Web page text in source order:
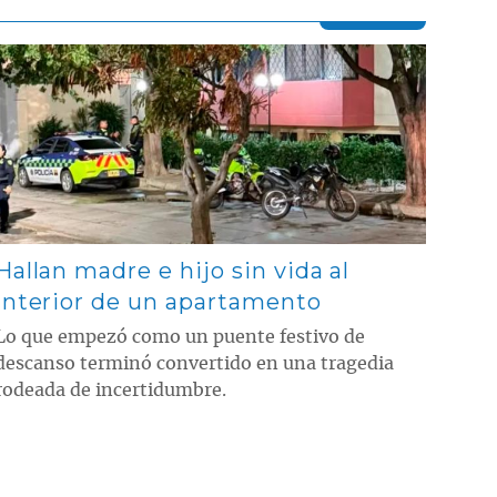
multimedia principal
madre e hijo sin vida al
de un apartamento
que empezó como un puente festivo de
terminó convertido en una tragedia
de incertidumbre.